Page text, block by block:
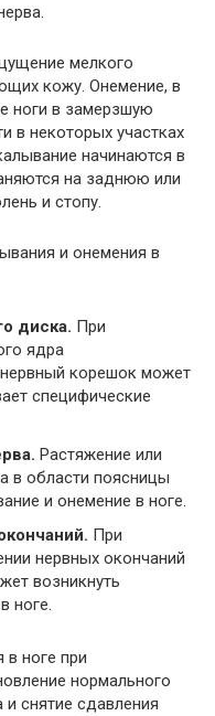
мелкого
кожу. Онемение, в
ноги в замерзшую
в некоторых участках
начинаются в
на заднюю или
и стопу.
и онемения в
диска. При
ядра
корешок может
специфические
Растяжение или
в области поясницы
и онемение в ноге.
При
нервных окончаний
возникнуть
ноге.
ноге при
нормального
снятие сдавления